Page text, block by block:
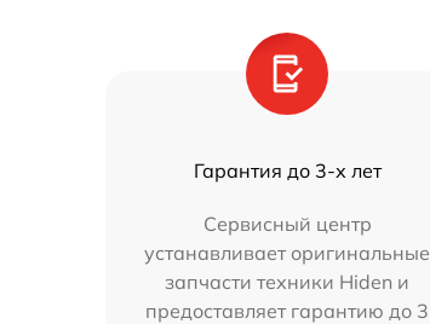
Гарантия до 3-х лет
Сервисный центр
устанавливает оригинальные
запчасти техники Hiden и
предоставляет гарантию до 3